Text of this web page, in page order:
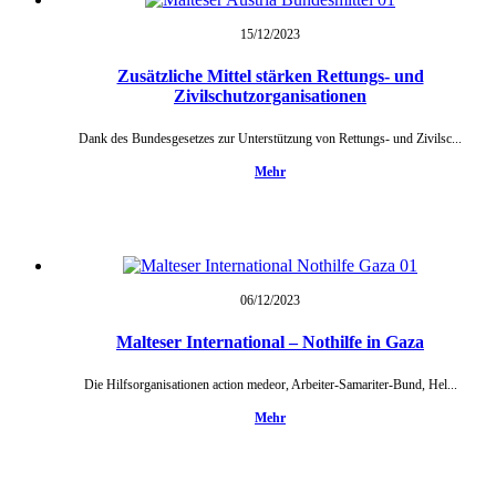
15/12/2023
Zusätzliche Mittel stärken Rettungs- und
Zivilschutzorganisationen
Dank des Bundesgesetzes zur Unterstützung von Rettungs- und Zivilsc...
Mehr
06/12/2023
Malteser International – Nothilfe in Gaza
Die Hilfsorganisationen action medeor, Arbeiter-Samariter-Bund, Hel...
Mehr